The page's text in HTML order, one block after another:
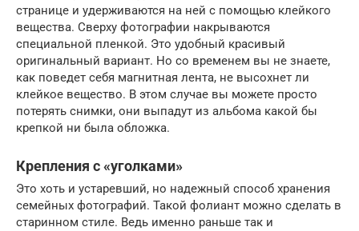
странице и удерживаются на ней с помощью клейкого
вещества. Сверху фотографии накрываются
специальной пленкой. Это удобный красивый
оригинальный вариант. Но со временем вы не знаете,
как поведет себя магнитная лента, не высохнет ли
клейкое вещество. В этом случае вы можете просто
потерять снимки, они выпадут из альбома какой бы
крепкой ни была обложка.
Крепления с «уголками»
Это хоть и устаревший, но надежный способ хранения
семейных фотографий. Такой фолиант можно сделать в
старинном стиле. Ведь именно раньше так и